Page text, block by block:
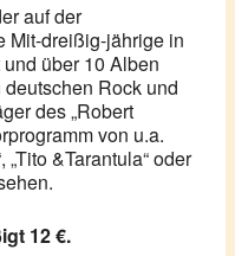
auf der
Mit-dreißig-jährige in
über 10 Alben
Rock und
des „Robert
von u.a.
„Tito &Tarantula“ oder
12 €.